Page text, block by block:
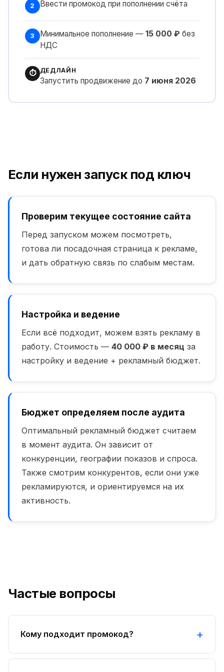
2 Ввести промокод при пополнении счёта
3 Минимальное пополнение — 15 000 ₽ без
НДС
⏱ ДЕДЛАЙН
Запустить продвижение до 7 июня 2026
Если нужен запуск под ключ
Проверим текущее состояние сайта
Перед запуском можем посмотреть,
готова ли посадочная страница к рекламе,
и дать обратную связь по слабым местам.
Настройка и ведение
Если всё подходит, можем взять рекламу в
работу. Стоимость — 40 000 ₽ в месяц за
настройку и ведение + рекламный бюджет.
Бюджет определяем после аудита
Оптимальный рекламный бюджет считаем
в момент аудита. Он зависит от
конкуренции, географии показов и спроса.
Также смотрим конкурентов, если они уже
рекламируются, и ориентируемся на их
активность.
Частые вопросы
Кому подходит промокод?
Тем, кто не запускал рекламу в Яндекс Директ в